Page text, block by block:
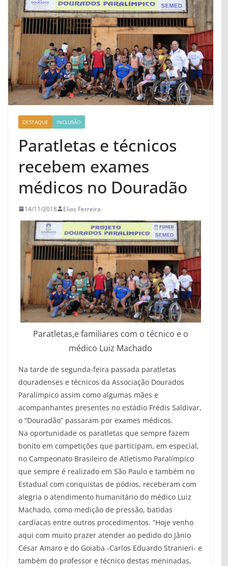
DESTAQUE INCLUSÃO
Paratletas e técnicos
recebem exames
médicos no Douradão
14/11/2018 Elias Ferreira
Paratletas,e familiares com o técnico e o
médico Luiz Machado
Na tarde de segunda-feira passada paratletas
douradenses e técnicos da Associação Dourados
Paralímpico assim como algumas mães e
acompanhantes presentes no estádio Frédis Saldivar,
o “Douradão” passaram por exames médicos.
Na oportunidade os paratletas que sempre fazem
bonito em competições que participam, em especial,
no Campeonato Brasileiro de Atletismo Paralímpico
que sempre é realizado em São Paulo e também no
Estadual com conquistas de pódios, receberam com
alegria o atendimento humanitário do médico Luiz
Machado, como medição de pressão, batidas
cardíacas entre outros procedimentos. “Hoje venho
aqui com muito prazer atender ao pedido do Jânio
César Amaro e do Goiaba -Carlos Eduardo Stranieri- e
também do professor e técnico destas meninadas,